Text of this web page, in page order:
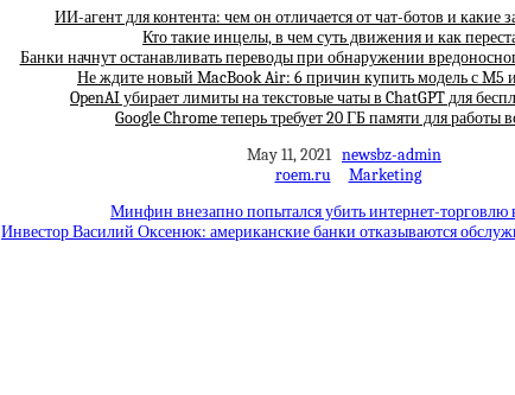
ИИ-агент для контента: чем он отличается от чат-ботов и какие
Кто такие инцелы, в чем суть движения и как
Банки начнут останавливать переводы при обнаружении
Не ждите новый MacBook Air: 6 причин купить модель с M5
OpenAI убирает лимиты на текстовые чаты в ChatGPT для
Google Chrome теперь требует 20 ГБ памяти для работы
May 11, 2021 newsbz-admin
roem.ru
Marketing
Минфин внезапно попытался убить интернет-торговлю
Инвестор Василий Оксенюк: американские банки отказываются